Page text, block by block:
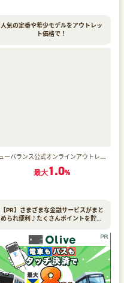
人気の定番や希少モデルをアウトレッ
ト価格で！
ニューバランス公式オンラインアウトレット
最大1.0%
【PR】さまざまな金融サービスがまと
められ便利♪たくさんポイントを貯め